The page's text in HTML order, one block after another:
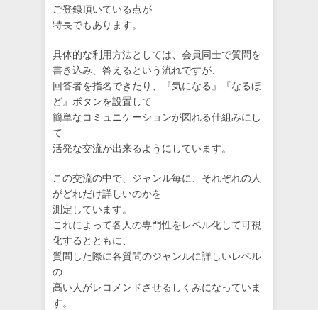
ご登録頂いている点が
特長でもあります。
具体的な利用方法としては、会員同士で質問を
書き込み、答えるという流れですが、
回答者を指名できたり、『気になる』『なるほ
ど』ボタンを設置して
簡単なコミュニケーションが図れる仕組みにし
て
活発な交流が出来るようにしています。
この交流の中で、ジャンル毎に、それぞれの人
がどれだけ詳しいのかを
測定しています。
これによって各人の専門性をレベル化して可視
化するとともに、
質問した際に各質問のジャンルに詳しいレベル
の
高い人がレコメンドさせるしくみになっていま
す。